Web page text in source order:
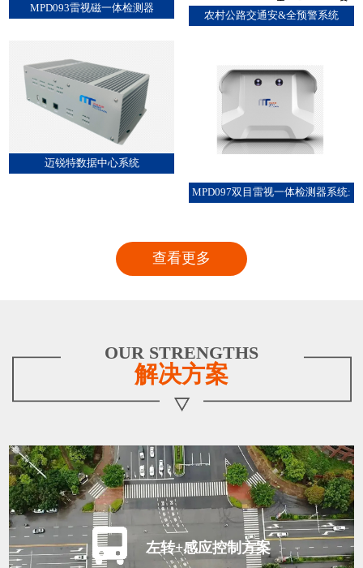
MPD093雷视磁一体检测器
农村公路交通安&全预警系统
迈锐特数据中心系统
MPD097双目雷视一体检测器系统:
查看更多
OUR STRENGTHS
解决方案
左转+感应控制方案